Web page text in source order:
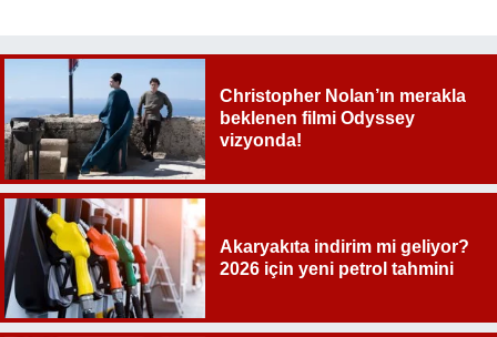
Christopher Nolan’ın merakla
beklenen filmi Odyssey
vizyonda!
Akaryakıta indirim mi geliyor?
2026 için yeni petrol tahmini